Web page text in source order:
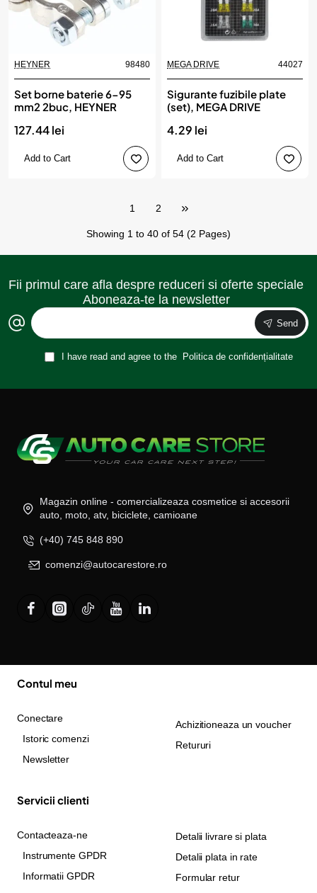
HEYNER 98480
Set borne baterie 6-95
mm2 2buc, HEYNER
127.44 lei
Add to Cart
MEGA DRIVE 44027
Sigurante fuzibile plate
(set), MEGA DRIVE
4.29 lei
Add to Cart
1 2
Showing 1 to 40 of 54 (2 Pages)
Fii primul care afla despre reduceri si oferte speciale
Aboneaza-te la newsletter
Send
I have read and agree to the Politica de confidențialitate
Magazin online - comercializeaza cosmetice si accesorii
auto, moto, atv, biciclete, camioane
(+40) 745 848 890
comenzi@autocarestore.ro
Contul meu
Conectare
Istoric comenzi
Newsletter
Achizitioneaza un voucher
Retururi
Servicii clienti
Contacteaza-ne
Instrumente GPDR
Informatii GPDR
Detalii livrare si plata
Detalii plata in rate
Formular retur